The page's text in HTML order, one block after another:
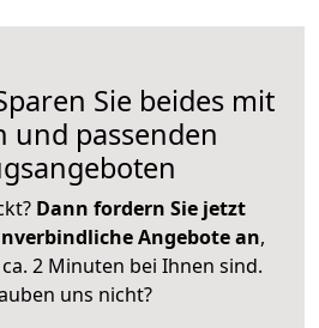
Sie beides mit
und passenden
Dann fordern Sie jetzt
Angebote an,
2 Minuten bei Ihnen sind.
uns nicht?